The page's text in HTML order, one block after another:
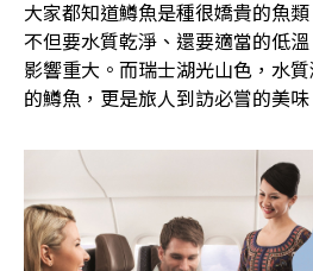
大家都知道鱒魚是種很嬌貴的魚類
不但要水質乾淨、還要適當的低
影響重大。而瑞士湖光山色，水
的鱒魚，更是旅人到訪必嘗的美味